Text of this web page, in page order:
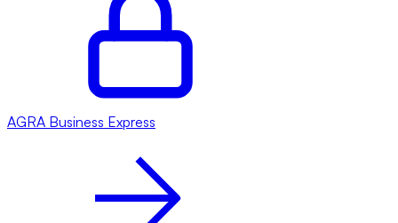
AGRA Business Express